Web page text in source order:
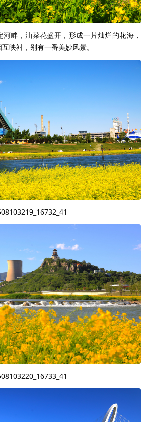
畔，油菜花盛开，形成一片灿烂的花海，
映衬，别有一番美妙风景。